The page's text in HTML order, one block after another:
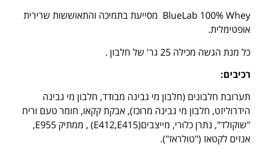
BlueLab 100% Whey מסייעת בתמיכה והתאוששות שרירית
אופטימלית.
כל מנת הגשה מכילה 25 גר' של חלבון .
רכיבים:
תערובת חלבונים (חלבון מי גבינה מבודד, חלבון מי גבינה
הידרוליזט, חלבון מי גבינה מרוכז), אבקת קקאו, חומר טעם וריח
"שוקולד", נתרן כלורי, מייצבים(E412,E415) , ממתיק E955,
אנזים לקטאז ("טולראז").